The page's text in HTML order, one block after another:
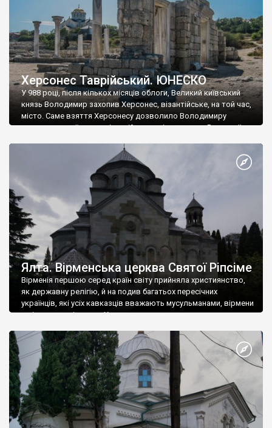
Херсонес Таврійський. ЮНЕСКО
У 988 році, після кількох місяців облоги, Великий київський
князь Володимир захопив Херсонес, візантійське, на той час,
місто. Саме взяття Херсонесу дозволило Володимиру
диктувати свої умови візантійському імператору Василю ІІ, та
Херсонесі Володимир-язичник, став Василем-християнином.
А потім було Хрещення Русі. На честь Херсонесу Таврійського
Ялта. Вірменська церква Святої Ріпсіме
Вірменія першою серед країн світу прийняла християнство,
як державну релігію, й на подив багатьох пересічних
українців, які усіх кавказців вважають мусульманами, вірмени
є відданими вірянами Христа